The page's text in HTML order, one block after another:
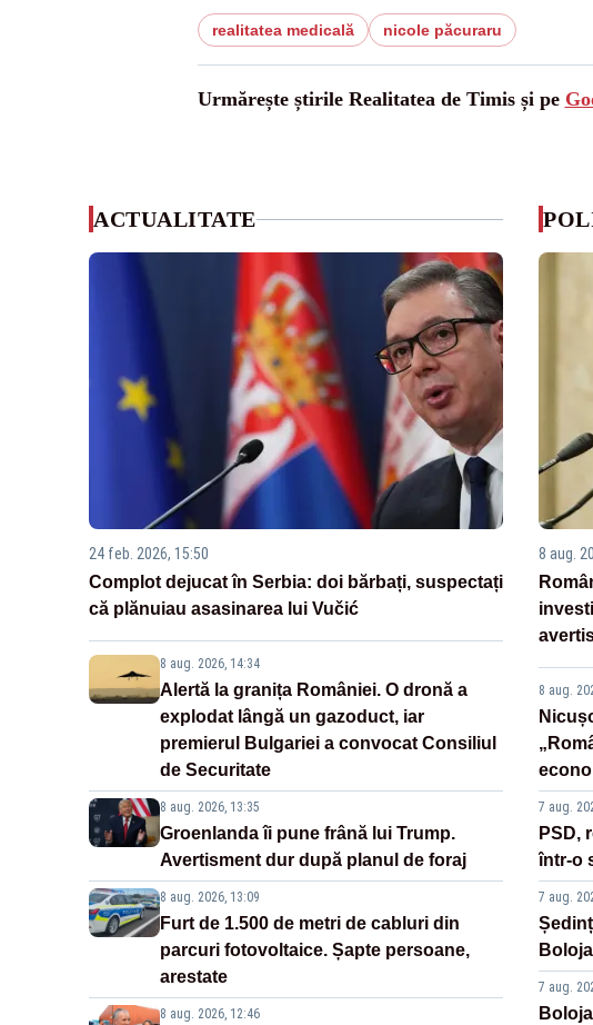
realitatea medicală nicole păcuraru
Urmărește știrile Realitatea de Timis și pe
ACTUALITATE
24 feb. 2026, 15:50
Complot dejucat în Serbia: doi bărbați, suspectați
că plănuiau asasinarea lui Vučić
8 aug. 2026, 14:34
Alertă la granița României. O dronă a
explodat lângă un gazoduct, iar
premierul Bulgariei a convocat Consiliul
de Securitate
8 aug. 2026, 13:35
Groenlanda îi pune frână lui Trump.
Avertisment dur după planul de foraj
8 aug. 2026, 13:09
Furt de 1.500 de metri de cabluri din
parcuri fotovoltaice. Șapte persoane,
arestate
8 aug. 2026, 12:46
8 aug.
8 aug.
7 aug.
PSD,
într-o
7 aug.
7 aug.